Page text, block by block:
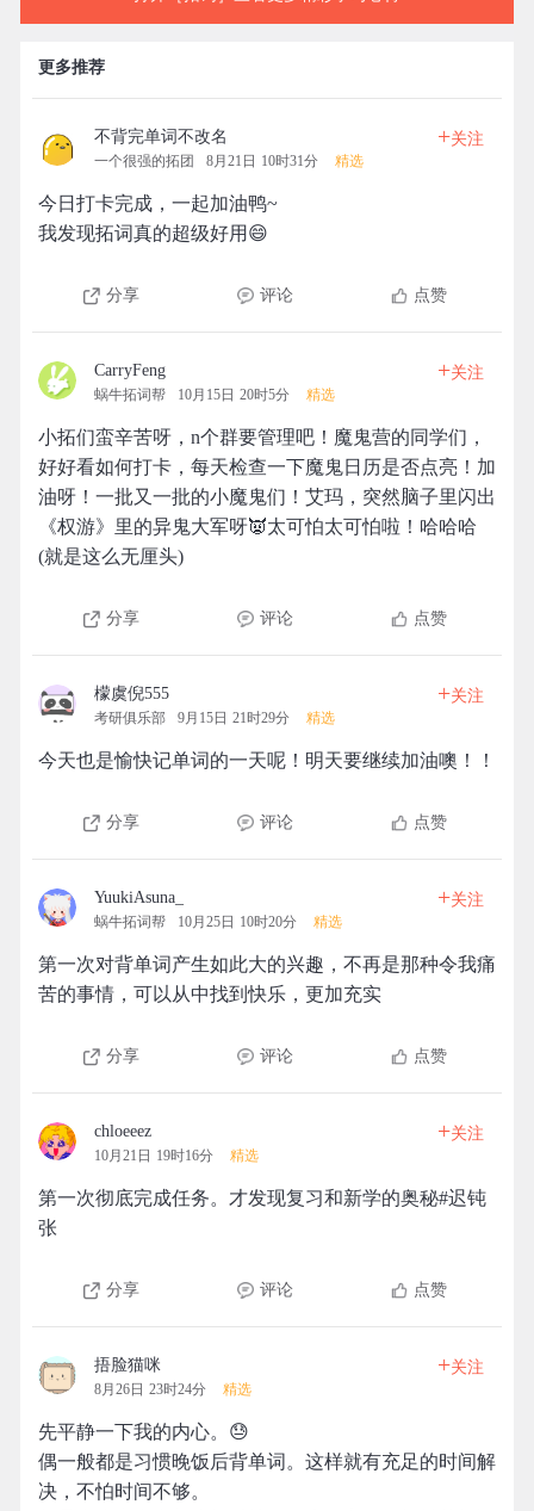
更多推荐
不背完单词不改名
一个很强的拓团 8月21日 10时31分 精选
+关注
今日打卡完成，一起加油鸭~
我发现拓词真的超级好用😄
分享 评论 点赞
CarryFeng
蜗牛拓词帮 10月15日 20时5分 精选
+关注
小拓们蛮辛苦呀，n个群要管理吧！魔鬼营的同学们，
好好看如何打卡，每天检查一下魔鬼日历是否点亮！加
油呀！一批又一批的小魔鬼们！艾玛，突然脑子里闪出
《权游》里的异鬼大军呀👿太可怕太可怕啦！哈哈哈
(就是这么无厘头)
分享 评论 点赞
檬虞倪555
考研俱乐部 9月15日 21时29分 精选
+关注
今天也是愉快记单词的一天呢！明天要继续加油噢！！
分享 评论 点赞
YuukiAsuna_
蜗牛拓词帮 10月25日 10时20分 精选
+关注
第一次对背单词产生如此大的兴趣，不再是那种令我痛
苦的事情，可以从中找到快乐，更加充实
分享 评论 点赞
chloeeez
10月21日 19时16分 精选
+关注
第一次彻底完成任务。才发现复习和新学的奥秘#迟钝
张
分享 评论 点赞
捂脸猫咪
8月26日 23时24分 精选
+关注
先平静一下我的内心。😓
偶一般都是习惯晚饭后背单词。这样就有充足的时间解
决，不怕时间不够。